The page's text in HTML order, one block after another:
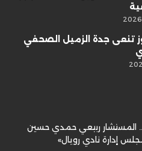
تنعى جدة الزميل الصحفي
المستشار ربيعي حمدي حسين
إدارة نادي رويال»